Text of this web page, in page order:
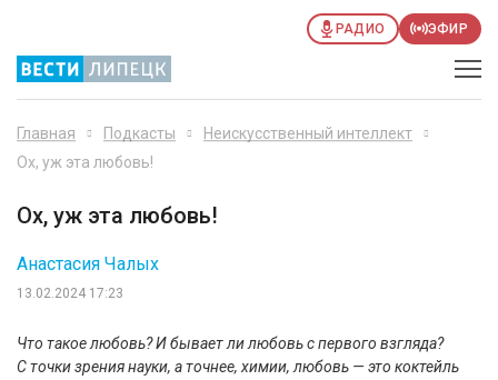
РАДИО ЭФИР
Главная Подкасты
Неискусственный интеллект
Ох, уж эта любовь!
Ох, уж эта любовь!
13.02.2024 17:23
Анастасия Чалых
Что такое любовь? И бывает ли любовь с первого взгляда?
С точки зрения науки, а точнее, химии, любовь — это коктейль